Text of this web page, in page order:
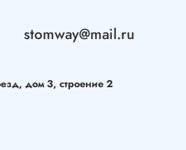
stomway@mail.ru
дом 3, строение 2